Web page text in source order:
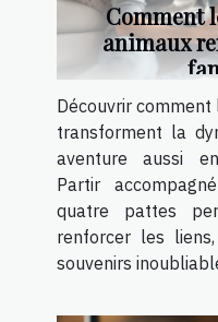
Comment
animaux
Découvrir comment
transforment la
aventure aussi
Partir
quatre pattes
renforcer les
souvenirs